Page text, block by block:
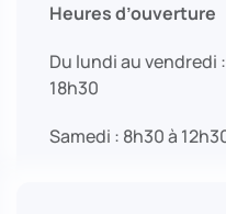
Heures d’ouverture
Du lundi au vendredi
18h30
Samedi : 8h30 à